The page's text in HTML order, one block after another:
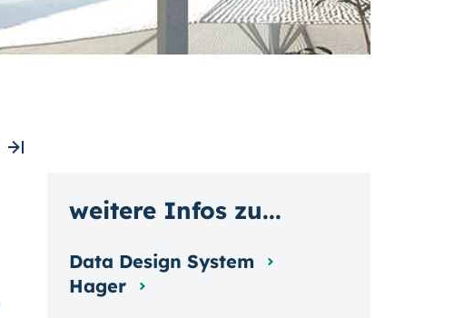
weitere Infos zu...
Data Design System
Hager